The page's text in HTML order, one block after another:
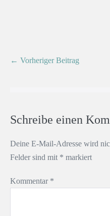
← Vorheriger Beitrag
Schreibe einen
Deine E-Mail-Adresse wird
Felder sind mit * markiert
Kommentar *